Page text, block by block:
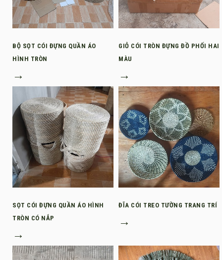
BỘ SỌT CÓI ĐỰNG QUẦN ÁO
HÌNH TRÒN
→
GIỎ CÓI TRÒN ĐỰNG ĐỒ PHỐI HAI
MÀU
→
SỌT CÓI ĐỰNG QUẦN ÁO HÌNH
TRÒN CÓ NẮP
→
ĐĨA CÓI TREO TƯỜNG TRANG TRÍ
→